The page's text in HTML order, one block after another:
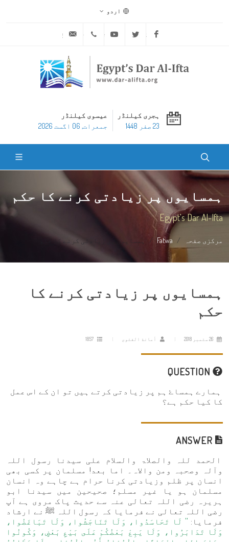
اردو
Facebook
Twitter
Youtube
ہجری کیلنڈر
23 صفر 1448
عیسوی کیلنڈر
جمعرات, 06 اگست 2026
ہمسایوں پر زیادتی کرنے کا حکم
Egypt's Dar Al-Ifta
مرکزی صفحہ Fatwa ہمسایوں پر زیادتی کرنے کا حکم
ہمسایوں پر زیادتی کرنے کا
حکم
26 ستمبر 2018 أمانة الفتوى
ہمارے ہمساۓ ہم پر زیادتی کرتے ہیں تو ان کے اس عمل
کا کیا حکم ہے؟
الحمد للہ والصلاۃ والسلام علی سیدنا رسول اللہ
وآلہ وصحبہ ومن والاہ۔ اما بعد! مسلمان پر کسی بھی
انسان پر ظلم وزیادتی کرنا حرام ہے چاہے وہ انسان
مسلمان ہو یا غیر مسلم؛ صحیحین میں سیدنا ابو
ہریرہ رضی اللہ تعالی عنہ سے حدیث پاک مروی ہے آپ
رضی اللہ تعالی نے فرمایا کہ رسول اللہ ﷺ نے ارشاد
فرمایا: '' لَا تَحَاسَدُوا، وَلَا تَنَاجَشُوا، وَلَا تَبَاغَضُوا،
وَلَا تَدَابَرُوا، وَلَا يَبِعْ بَعْضُكُمْ عَلَى بَيْعِ بَعْضٍ، وَكُونُوا